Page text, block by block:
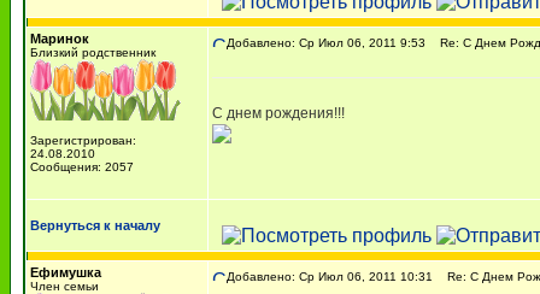
Маринок
Близкий родственник
Зарегистрирован:
24.08.2010
Сообщения: 2057
Добавлено: Ср Июл 06, 2011 9:53 Re: С Днем
С днем рождения!!!
Вернуться к началу
Ефимушка
Член семьи
Добавлено: Ср Июл 06, 2011 10:31 Re: С Днем